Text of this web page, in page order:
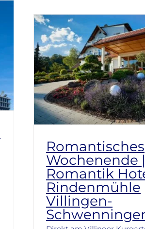
Romantisches
Wochenende |
Romantik
Rindenmühle
Villingen-